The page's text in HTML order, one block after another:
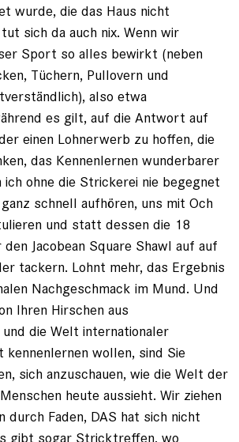
wurde, die das Haus nicht
sich da auch nix. Wenn wir
Sport so alles bewirkt (neben
Tüchern, Pullovern und
also etwa
es gilt, auf die Antwort auf
einen Lohnerwerb zu hoffen, die
das Kennenlernen wunderbarer
ich ohne die Strickerei nie begegnet
schnell aufhören, uns mit Och
und statt dessen die 18
Jacobean Square Shawl auf auf
tackern. Lohnt mehr, das Ergebnis
Nachgeschmack im Mund. Und
Ihren Hirschen aus
die Welt internationaler
kennenlernen wollen, sind Sie
sich anzuschauen, wie die Welt der
heute aussieht. Wir ziehen
durch Faden, DAS hat sich nicht
gibt sogar Stricktreffen, wo